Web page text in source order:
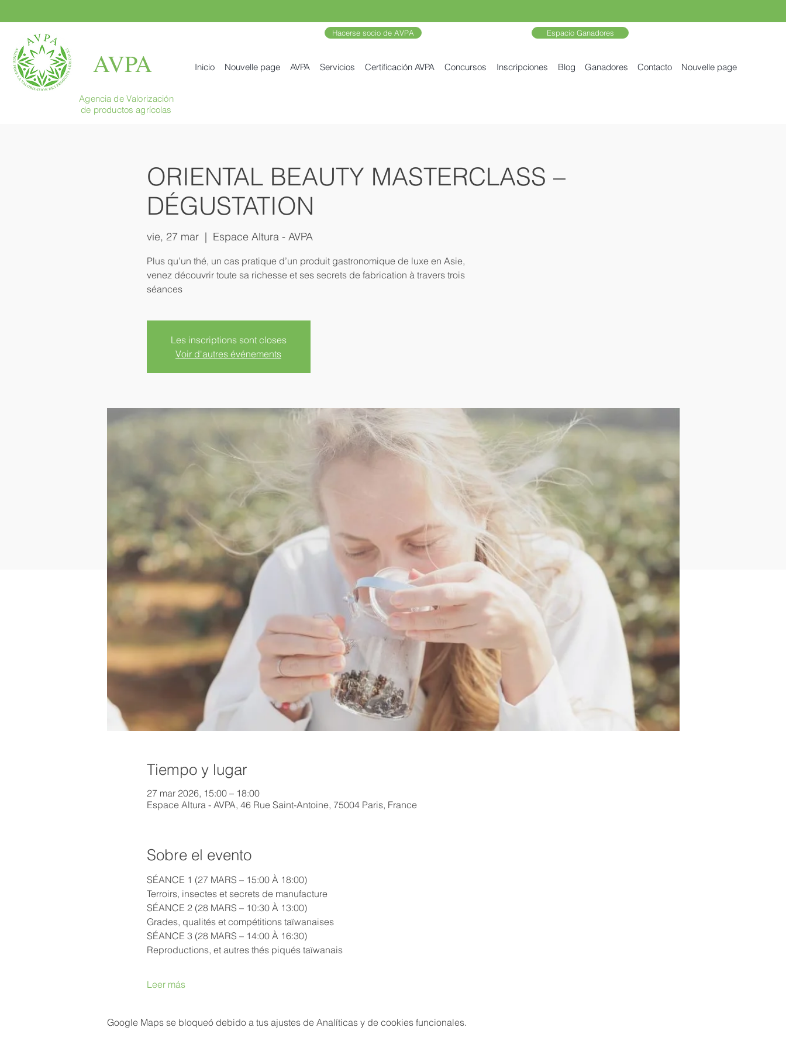
AVPA
Hacerse socio de AVPA Espacio Ganadores
Inicio Nouvelle page AVPA Servicios Certificación AVPA Concursos Inscripciones Blog Ganadores Contacto Nouvelle page
Agencia de Valorización
de productos agrícolas
ORIENTAL BEAUTY MASTERCLASS –
DÉGUSTATION
vie, 27 mar
  |
Espace Altura - AVPA
Plus qu’un thé, un cas pratique d’un produit gastronomique de luxe en Asie,
venez découvrir toute sa richesse et ses secrets de fabrication à travers trois
séances
Les inscriptions sont closes
Voir d'autres événements
Tiempo y lugar
27 mar 2026, 15:00 – 18:00
Espace Altura - AVPA, 46 Rue Saint-Antoine, 75004 Paris, France
Sobre el evento
SÉANCE 1 (27 MARS – 15:00 À 18:00)
Terroirs, insectes et secrets de manufacture
SÉANCE 2 (28 MARS – 10:30 À 13:00)
Grades, qualités et compétitions taïwanaises
SÉANCE 3 (28 MARS – 14:00 À 16:30)
Reproductions, et autres thés piqués taïwanais
Leer más
Google Maps se bloqueó debido a tus ajustes de Analíticas y de cookies funcionales.